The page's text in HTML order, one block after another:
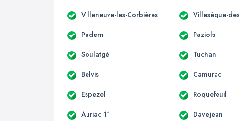
Villeneuve-les-Corbières Villesèque-
Padern Paziols
Soulatgé Tuchan
Belvis Camurac
Espezel Roquefeuil
Auriac 11 Davejean